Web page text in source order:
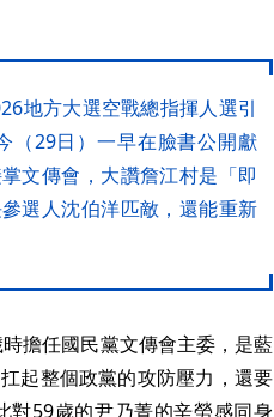
地方大選空戰總指揮人選引
（29日）一早在臉書公開獻
文傳會，大讚詹江村是「即
選人沈伯洋匹敵，還能重新
擔任國民黨文傳會主委，是藍
起整個政黨的攻防壓力，還要
對59歲的尹乃菁的辛勞感同身